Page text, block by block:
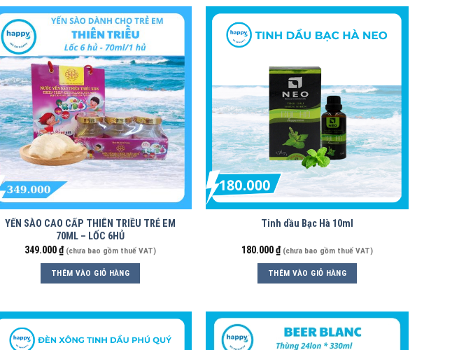
YẾN SÀO CAO CẤP THIÊN TRIỀU TRẺ EM
70ML – LỐC 6HỦ
349.000₫ (chưa bao gồm thuế VAT)
THÊM VÀO GIỎ HÀNG
Tinh dầu Bạc Hà 10ml
180.000₫ (chưa bao gồm thuế VAT)
THÊM VÀO GIỎ HÀNG